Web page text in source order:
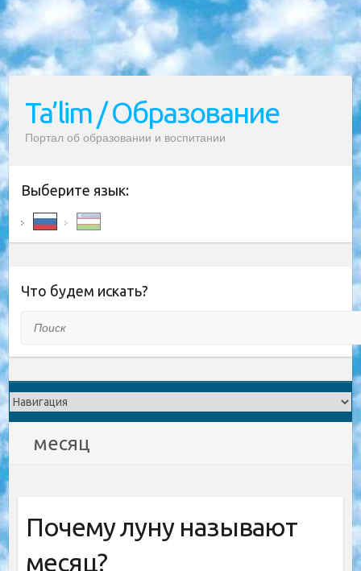
Ta’lim / Образование
Портал об образовании и воспитании
Выберите язык:
Что будем искать?
месяц
Почему луну называют
месяц?